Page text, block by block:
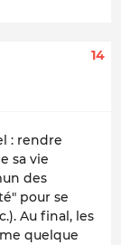
14
: rendre
sa vie
des
pour se
Au final, les
quelque